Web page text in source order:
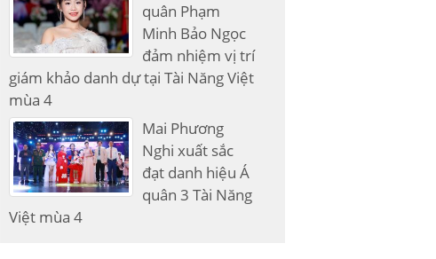
quân Phạm
Minh Bảo Ngọc
đảm nhiệm vị trí
giám khảo danh dự tại Tài Năng Việt
mùa 4
Mai Phương
Nghi xuất sắc
đạt danh hiệu Á
quân 3 Tài Năng
Việt mùa 4